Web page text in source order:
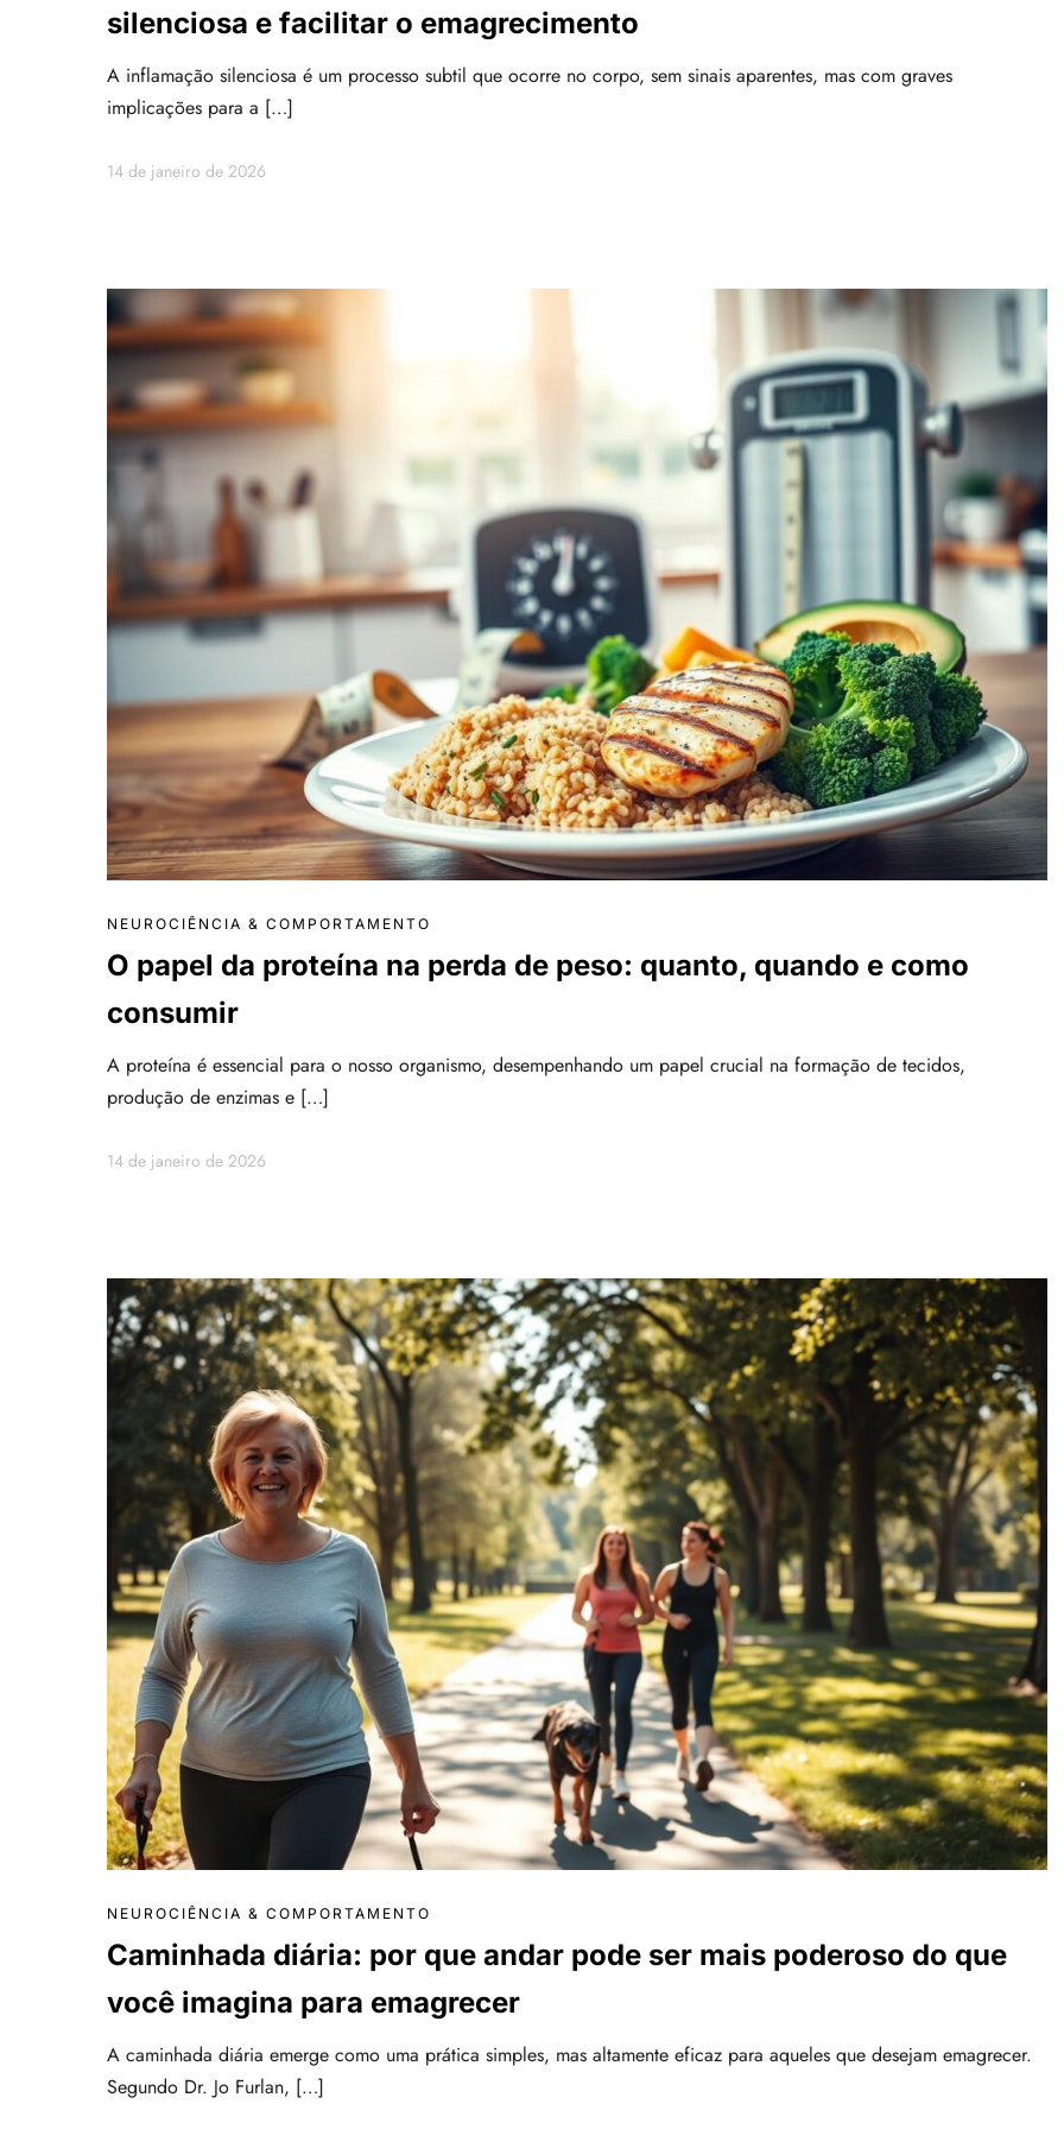
silenciosa e facilitar o emagrecimento
A inflamação silenciosa é um processo subtil que ocorre no corpo, sem sinais aparentes, mas com graves
implicações para a […]
14 de janeiro de 2026
NEUROCIÊNCIA & COMPORTAMENTO
O papel da proteína na perda de peso: quanto, quando e como
consumir
A proteína é essencial para o nosso organismo, desempenhando um papel crucial na formação de tecidos,
produção de enzimas e […]
14 de janeiro de 2026
NEUROCIÊNCIA & COMPORTAMENTO
Caminhada diária: por que andar pode ser mais poderoso do que
você imagina para emagrecer
A caminhada diária emerge como uma prática simples, mas altamente eficaz para aqueles que desejam emagrecer.
Segundo Dr. Jo Furlan, […]